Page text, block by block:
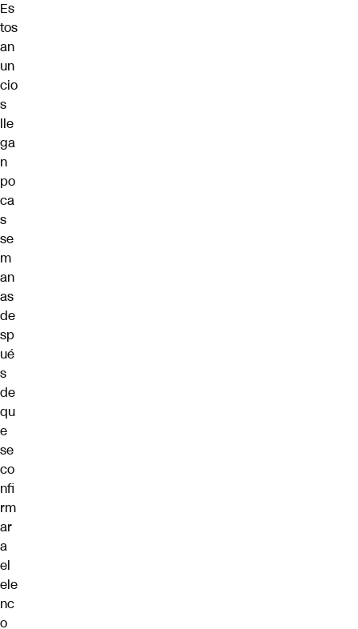
Es
tos
an
un
cio
s
lle
ga
n
po
ca
s
se
m
an
as
de
sp
ué
s
de
qu
e
se
co
nfi
rm
ar
a
el
ele
nc
o